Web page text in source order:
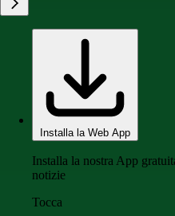
Installa la Web App
Installa la nostra App
notizie
Tocca